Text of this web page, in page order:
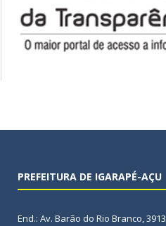
PREFEITURA DE IGARAPÉ-AÇU
End.: Av. Barão do Rio Branco, 3913